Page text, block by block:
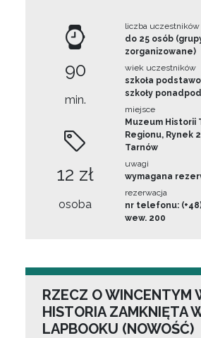
90
min.
12 zł
osoba
liczba uczestników
do 25 osób
zorganizowane)
wiek uczestników
szkoła
szkoły
miejsce
Muzeum Historii
Regionu, Rynek
Tarnów
uwagi
wymagana
rezerwacja
nr telefonu:
wew. 200
RZECZ O WINCENTYM
HISTORIA ZAMKNIĘTA
LAPBOOKU (NOWOŚĆ)